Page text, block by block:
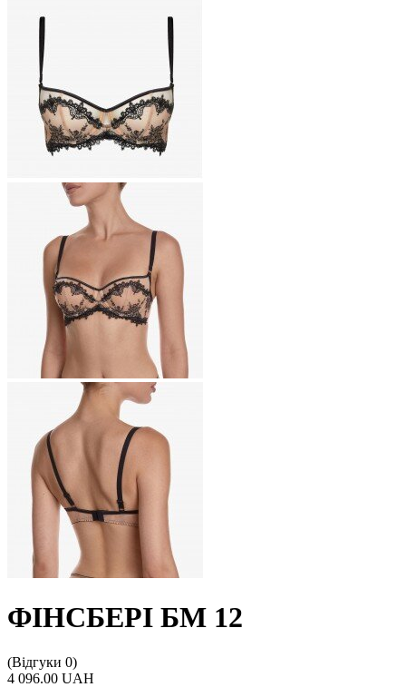
ФІНСБЕРІ БМ 12
(Відгуки 0)
4 096.00 UAH